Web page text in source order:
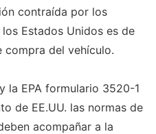
contraída por los
Estados Unidos es de
del vehículo.
la EPA formulario 3520-1
de EE.UU. las normas de
acompañar a la